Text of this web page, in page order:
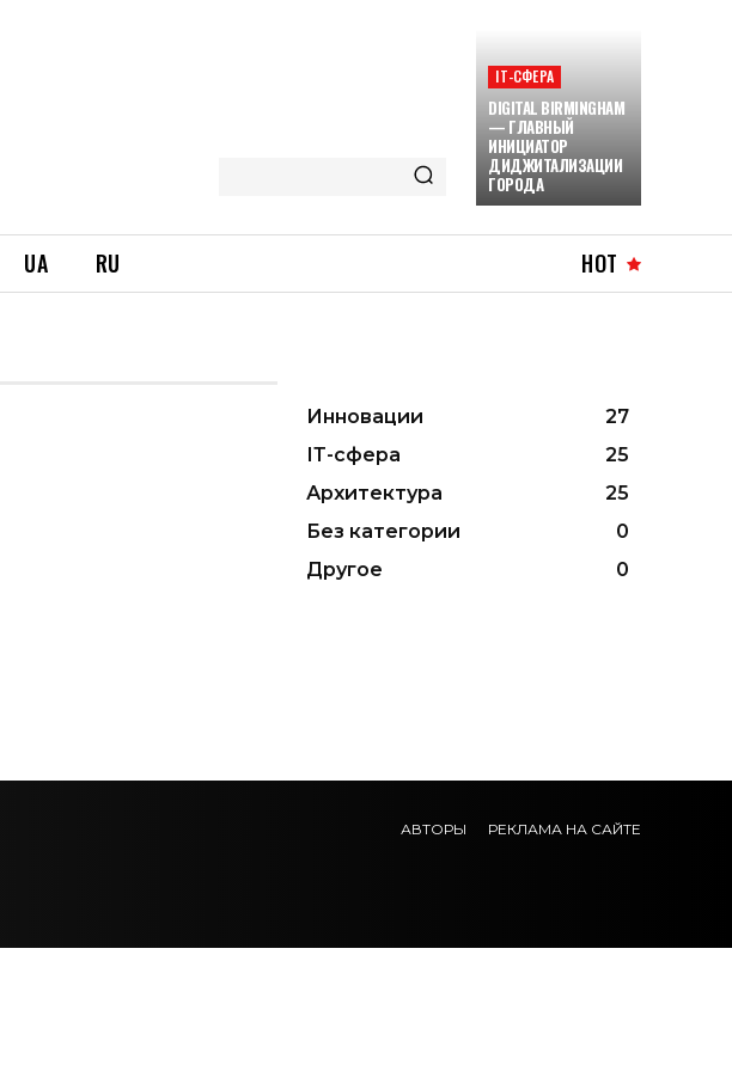
ІТ-СФЕРА
DIGITAL BIRMINGHAM
— ГЛАВНЫЙ
ИНИЦИАТОР
ДИДЖИТАЛИЗАЦИИ
ГОРОДА
UA RU HOT
Инновации
27
ІТ-сфера
25
Архитектура
25
Без категории
0
Другое
0
АВТОРЫ РЕКЛАМА НА САЙТЕ